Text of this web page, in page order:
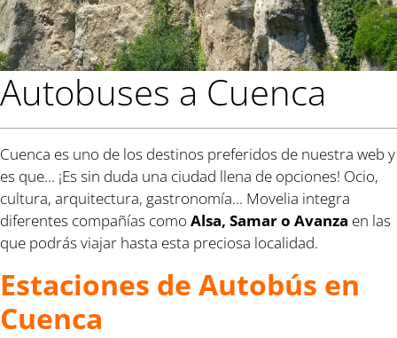
Autobuses a Cuenca
Cuenca es uno de los destinos preferidos de nuestra web y
es que... ¡Es sin duda una ciudad llena de opciones! Ocio,
cultura, arquitectura, gastronomía... Movelia integra
diferentes compañías como Alsa, Samar o Avanza en las
que podrás viajar hasta esta preciosa localidad.
Estaciones de Autobús en
Cuenca